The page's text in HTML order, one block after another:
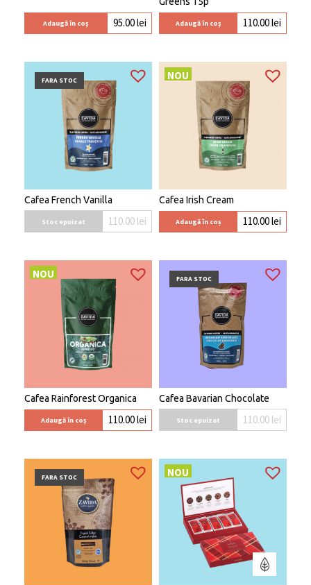
Adaugă în coș 95.00lei Adaugă în coș 110.00lei
FARA STOC
Cafea French Vanilla
Stoc epuizat 110.00 lei
NOU
Cafea Irish Cream
Adaugă în coș 110.00lei
NOU
Cafea Rainforest Organica
Adaugă în coș 110.00lei
FARA STOC
Cafea Bavarian Chocolate
Stoc epuizat 110.00 lei
FARA STOC NOU